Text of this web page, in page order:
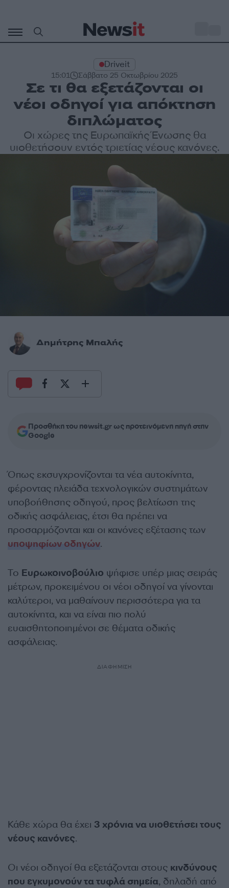
περιεχόμενο
Driveit
15:01 Σάββατο 25 Οκτωβρίου 2025
Σε τι θα εξετάζονται οι
νέοι οδηγοί για απόκτηση
διπλώματος
Οι χώρες της Ευρωπαϊκής Ένωσης θα
υιοθετήσουν εντός τριετίας νέους κανόνες.
Δημήτρης Μπαλής
Προσθήκη του newsit.gr ως προτεινόμενη πηγή στην
Google
Όπως εκσυγχρονίζονται τα νέα αυτοκίνητα,
φέροντας πλειάδα τεχνολογικών συστημάτων
υποβοήθησης οδηγού, προς βελτίωση της
οδικής ασφάλειας, έτσι θα πρέπει να
προσαρμόζονται και οι κανόνες εξέτασης των
υποψηφίων οδηγών.
Το Ευρωκοινοβούλιο ψήφισε υπέρ μιας σειράς
μέτρων, προκειμένου οι νέοι οδηγοί να γίνονται
καλύτεροι, να μαθαίνουν περισσότερα για τα
αυτοκίνητα, και να είναι πιο πολύ
ευαισθητοποιημένοι σε θέματα οδικής
ασφάλειας.
ΔΙΑΦΗΜΙΣΗ
Κάθε χώρα θα έχει 3 χρόνια να υιοθετήσει τους
νέους κανόνες.
Οι νέοι οδηγοί θα εξετάζονται στους κινδύνους
που εγκυμονούν τα τυφλά σημεία, δηλαδή από